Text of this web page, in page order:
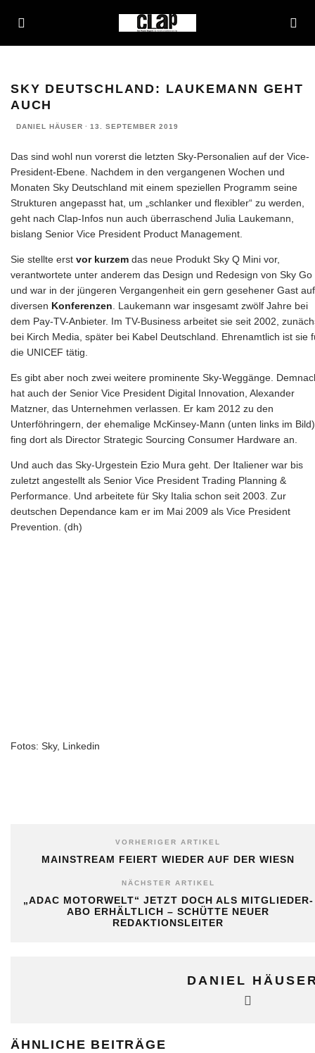
SKY DEUTSCHLAND: LAUKEMANN GEHT
AUCH
DANIEL HÄUSER · 13. SEPTEMBER 2019
Das sind wohl nun vorerst die letzten Sky-Personalien auf der Vice-
President-Ebene. Nachdem in den vergangenen Wochen und
Monaten Sky Deutschland mit einem speziellen Programm seine
Strukturen angepasst hat, um „schlanker und flexibler“ zu werden,
geht nach Clap-Infos nun auch überraschend Julia Laukemann,
bislang Senior Vice President Product Management.
Sie stellte erst vor kurzem das neue Produkt Sky Q Mini vor,
verantwortete unter anderem das Design und Redesign von Sky Go
und war in der jüngeren Vergangenheit ein gern gesehener Gast auf
diversen Konferenzen . Laukemann war insgesamt zwölf Jahre bei
dem Pay-TV-Anbieter. Im TV-Business arbeitet sie seit 2002,
bei Kirch Media, später bei Kabel Deutschland. Ehrenamtlich ist sie
die UNICEF tätig.
Es gibt aber noch zwei weitere prominente Sky-Weggänge.
hat auch der Senior Vice President Digital Innovation, Alexander
Matzner, das Unternehmen verlassen. Er kam 2012 zu den
Unterföhringern, der ehemalige McKinsey-Mann (unten links im Bild)
fing dort als Director Strategic Sourcing Consumer Hardware an.
Und auch das Sky-Urgestein Ezio Mura geht. Der Italiener war bis
zuletzt angestellt als Senior Vice President Trading Planning &
Performance. Und arbeitete für Sky Italia schon seit 2003. Zur
deutschen Dependance kam er im Mai 2009 als Vice President
Prevention. (dh)
Fotos: Sky, Linkedin
VORHERIGER ARTIKEL
MAINSTREAM FEIERT WIEDER AUF DER WIESN
NÄCHSTER ARTIKEL
„ADAC MOTORWELT“ JETZT DOCH ALS MITGLIEDER-
ABO ERHÄLTLICH – SCHÜTTE NEUER
REDAKTIONSLEITER
DANIEL
ÄHNLICHE BEITRÄGE